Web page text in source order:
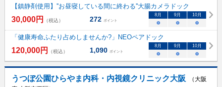
【鎮静剤使用】''お昼寝している間に終わる''大腸カメラドック
30,000円 （税込） 272 ポイント
8月 9月 10月
○ ○ ○
「健康寿命ふたり占めしませんか?」NEOペアドック
120,000円 （税込） 1,090 ポイント
8月 9月 10月
○ ○ ○
うつぼ公園ひらやま内科・内視鏡クリニック大阪
（大阪